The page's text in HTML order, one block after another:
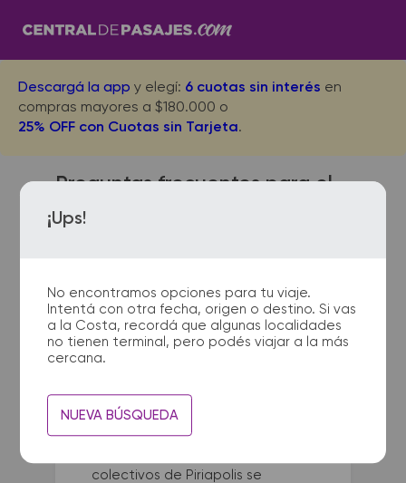
Descargá la app y elegí: 6 cuotas sin interés en
compras mayores a $180.000 o
25% OFF con Cuotas sin Tarjeta.
¡Ups!
No encontramos opciones para tu viaje.
Intentá con otra fecha, origen o destino. Si vas
a la Costa, recordá que algunas localidades
no tienen terminal, pero podés viajar a la más
cercana.
NUEVA BÚSQUEDA
Preguntas frecuentes para el
viaje desde Cordoba a
Piriapolis
¿Dónde quedan las
terminales de micro de
Cordoba a Piriapolis?
La terminal de ómnibus de
colectivos de Piriapolis se